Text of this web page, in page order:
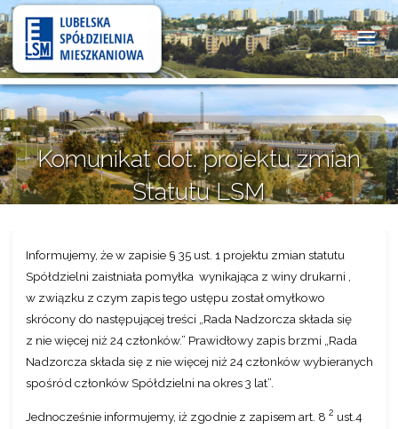
Lubelska
Spółdzielnia
Mieszkaniowa
Komunikat dot. projektu zmian
Statutu LSM
Informujemy, że w zapisie § 35 ust. 1 projektu zmian statutu
Spółdzielni zaistniała pomyłka wynikająca z winy drukarni ,
w związku z czym zapis tego ustępu został omyłkowo
skrócony do następującej treści „Rada Nadzorcza składa się
z nie więcej niż 24 członków.” Prawidłowy zapis brzmi „Rada
Nadzorcza składa się z nie więcej niż 24 członków wybieranych
spośród członków Spółdzielni na okres 3 lat”.
Jednocześnie informujemy, iż zgodnie z zapisem art. 8 2 ust.4